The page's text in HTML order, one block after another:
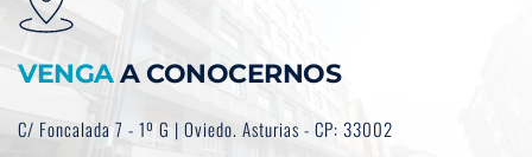
VENGA A CONOCERNOS
C/ Foncalada 7 - 1º G | Oviedo. Asturias - CP: 33002